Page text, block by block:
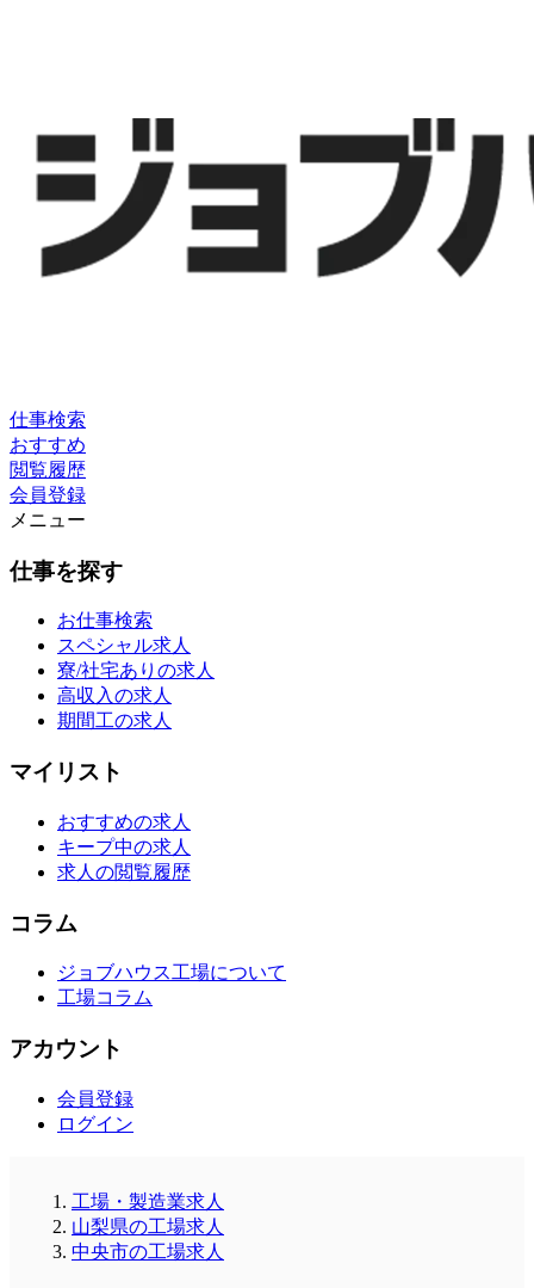
仕事検索
おすすめ
閲覧履歴
会員登録
メニュー
仕事を探す
お仕事検索
スペシャル求人
寮/社宅ありの求人
高収入の求人
期間工の求人
マイリスト
おすすめの求人
キープ中の求人
求人の閲覧履歴
コラム
ジョブハウス工場について
工場コラム
アカウント
会員登録
ログイン
工場・製造業求人
山梨県の工場求人
中央市の工場求人